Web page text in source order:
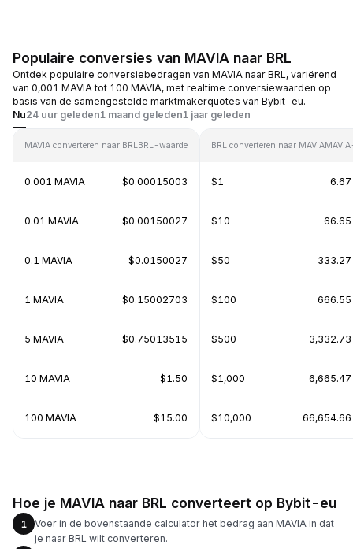
Populaire conversies van MAVIA naar BRL
Ontdek populaire conversiebedragen van MAVIA naar BRL, variërend
van 0,001 MAVIA tot 100 MAVIA, met realtime conversiewaarden op
basis van de samengestelde marktmakerquotes van Bybit-eu.
Nu24 uur geleden1 maand geleden1 jaar geleden
MAVIA converteren naar BRLBRL-waarde
0.001 MAVIA $0.00015003
0.01 MAVIA $0.00150027
0.1 MAVIA $0.0150027
1 MAVIA $0.15002703
5 MAVIA $0.75013515
10 MAVIA $1.50
100 MAVIA $15.00
BRL converteren naar MAVIA
$1 6.67
$10 66.65
$50 333.27
$100 666.55
$500 3,332.73
$1,000 6,665.47
$10,000 66,654.66
Hoe je MAVIA naar BRL converteert op Bybit-eu
1
Voer in de bovenstaande calculator het bedrag aan MAVIA in dat
je naar BRL wilt converteren.